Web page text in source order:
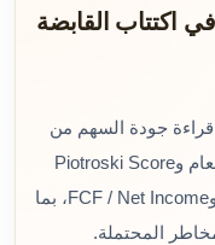
اكتتاب القابضة
جودة السهم من
الناحية المالية والمحاسبية، مثل الأداء العام وPiotroski Score
وBeneish M-Score وAltman Z-Score وFCF / Net Income، بما
المحتملة.